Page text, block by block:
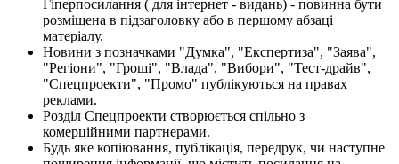
Гіперпосилання ( для інтернет - видань) - повинна бути
розміщена в підзаголовку або в першому абзаці
матеріалу.
Новини з позначками "Думка", "Експертиза", "Заява",
"Регіони", "Гроші", "Влада", "Вибори", "Тест-драйв",
"Спецпроекти", "Промо" публікуються на правах
реклами.
Розділ Спецпроекти створюється спільно з
комерційними партнерами.
Будь яке копіювання, публікація, передрук, чи наступне